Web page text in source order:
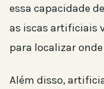
essa capacidade
as iscas artificiais
para localizar
Além disso,